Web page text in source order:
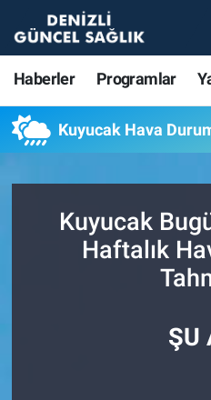
Haberler Programlar
Kuyucak Hava
Kuyucak
Haftalık
ŞU
Haberler
Güncel Sağlık
Beslenme
Merkezefendi Nöbetçi
Süper Lig Puan
Tüm Manşetler